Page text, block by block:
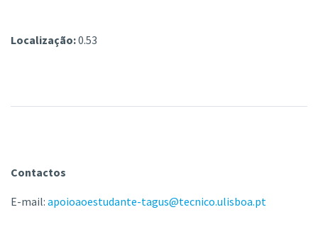
Localização:0.53
Contactos
E-mail: apoioaoestudante-tagus@tecnico.ulisboa.pt